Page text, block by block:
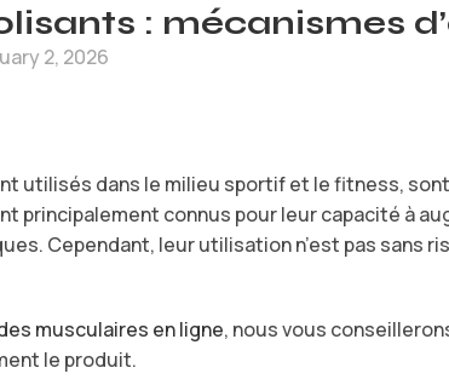
: mécanismes
2, 2026
utilisés dans le milieu sportif et le fitness,
principalement connus pour leur capacité à
Cependant, leur utilisation n’est pas sans
musculaires en ligne, nous vous
le produit.